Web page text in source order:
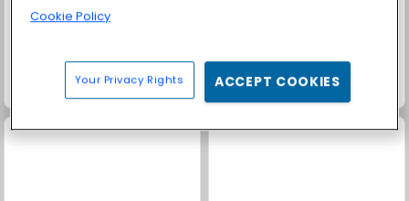
Grand Mahjong Connect
Cookie Policy
Your Privacy Rights ACCEPT COOKIES